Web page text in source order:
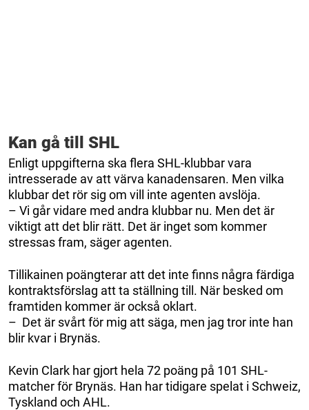
Kan gå till SHL
Enligt uppgifterna ska flera SHL-klubbar vara
intresserade av att värva kanadensaren. Men vilka
klubbar det rör sig om vill inte agenten avslöja.
– Vi går vidare med andra klubbar nu. Men det är
viktigt att det blir rätt. Det är inget som kommer
stressas fram, säger agenten.
Tillikainen poängterar att det inte finns några färdiga
kontraktsförslag att ta ställning till. När besked om
framtiden kommer är också oklart.
– Det är svårt för mig att säga, men jag tror inte han
blir kvar i Brynäs.
Kevin Clark har gjort hela 72 poäng på 101 SHL-
matcher för Brynäs. Han har tidigare spelat i Schweiz,
Tyskland och AHL.